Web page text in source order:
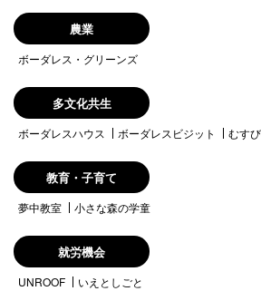
農業
ボーダレス・グリーンズ
多文化共生
ボーダレスハウス ボーダレスビジット むす
教育・子育て
夢中教室 小さな森の学童
就労機会
UNROOF いえとしごと